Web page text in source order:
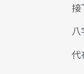
接
代